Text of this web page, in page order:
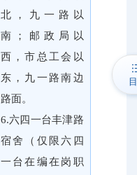
北，九一路以
南；邮政局以
西，市总工会以
东，九一路南边
路面。
6.六四一台丰津路
宿舍（仅限六四
一台在编在岗职